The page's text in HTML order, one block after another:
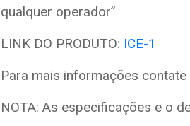
qualquer operador”
LINK DO PRODUTO: ICE-1
Para mais informações
NOTA: As especificações e o